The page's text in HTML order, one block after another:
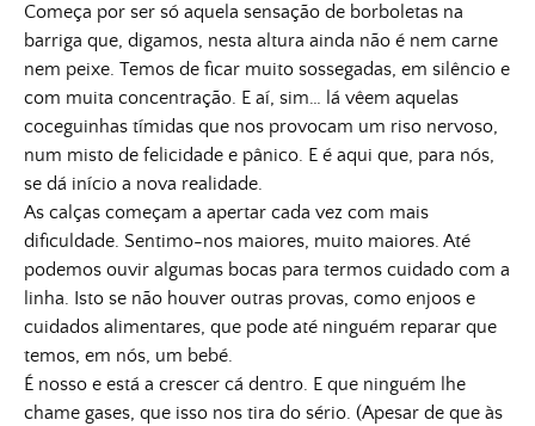
Começa por ser só aquela sensação de borboletas na
barriga que, digamos, nesta altura ainda não é nem carne
nem peixe. Temos de ficar muito sossegadas, em silêncio e
com muita concentração. E aí, sim… lá vêem aquelas
coceguinhas tímidas que nos provocam um riso nervoso,
num misto de felicidade e pânico. E é aqui que, para nós,
se dá início a nova realidade.
As calças começam a apertar cada vez com mais
dificuldade. Sentimo-nos maiores, muito maiores. Até
podemos ouvir algumas bocas para termos cuidado com a
linha. Isto se não houver outras provas, como enjoos e
cuidados alimentares, que pode até ninguém reparar que
temos, em nós, um bebé.
É nosso e está a crescer cá dentro. E que ninguém lhe
chame gases, que isso nos tira do sério. (Apesar de que às